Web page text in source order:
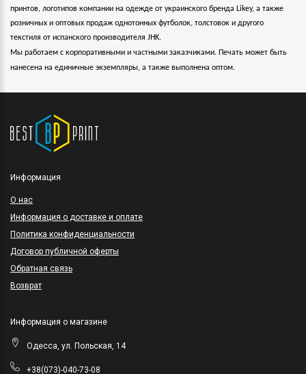
принтов, логотипов компании на одежде от украинского бренда Likey, а также
розничных и оптовых продаж однотонных футболок, толстовок и другого
текстиля от испанского производителя JHK.
Мы работаем с корпоративными и частными заказчиками. Печать может быть
нанесена на единичные экземпляры, а также выполнена оптом.
Информация
O нас
Информация о доставке и оплате
Политика конфиденциальности
Договор публичной оферты
Обратная связь
Возврат
Информация о магазине
Одесса, ул. Польская, 14
+38(073)-040-73-08